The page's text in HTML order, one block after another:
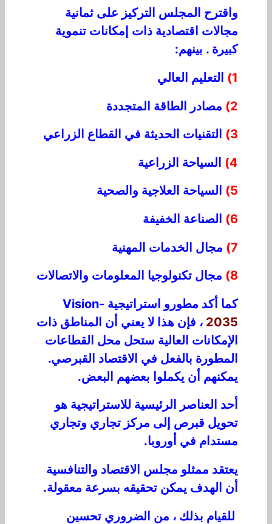
واقترح المجلس التركيز على ثمانية
مجالات اقتصادية ذات إمكانات تنموية
كبيرة . بينهم:
1)
التعليم العالي
2)
مصادر الطاقة المتجددة
3)
التقنيات الحديثة في القطاع الزراعي
4)
السياحة الزراعية
5)
السياحة العلاجية والصحية
6)
الصناعة الخفيفة
7) مجال الخدمات المهنية
8)
مجال تكنولوجيا المعلومات والاتصالات
كما أكد مطورو استراتيجية Vision-
2035 ، فإن هذا لا يعني أن المناطق ذات
الإمكانات العالية ستحل محل القطاعات
المطورة بالفعل في الاقتصاد القبرصي.
يمكنهم أن يكملوا بعضهم البعض.
أحد العناصر الرئيسية للاستراتيجية هو
تحويل قبرص إلى مركز تجاري وتجاري
مستدام في أوروبا.
يعتقد ممثلو مجلس الاقتصاد والتنافسية
أن الهدف يمكن تحقيقه بسرعة معقولة.
للقيام بذلك ، من الضروري تحسين